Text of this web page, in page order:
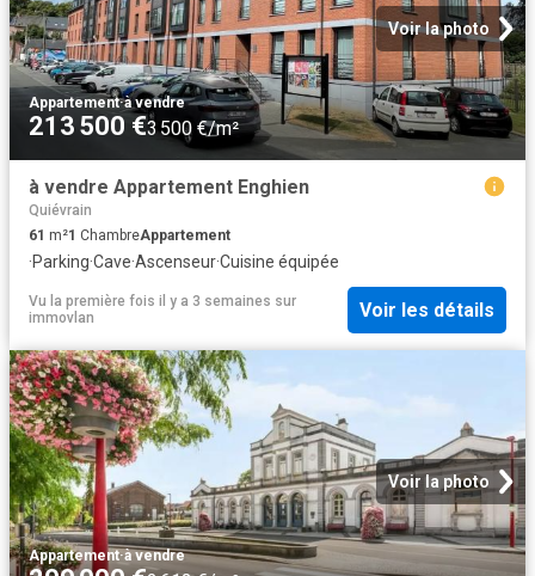
Voir la photo
Appartement·à vendre
213 500 €3 500 €/m²
à vendre Appartement Enghien
Quiévrain
61 m²1 ChambreAppartement
·Parking·Cave·Ascenseur·Cuisine équipée
Vu la première fois il y a 3 semaines sur
immovlan
Voir les détails
Voir la photo
Appartement·à vendre